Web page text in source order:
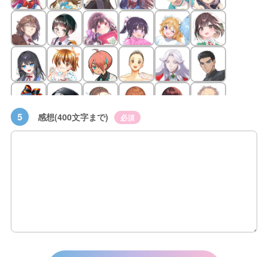
5 感想(400文字まで) 必須